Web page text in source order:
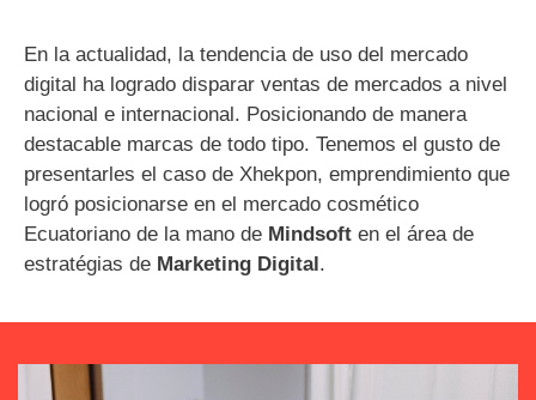
En la actualidad, la tendencia de uso del mercado
digital ha logrado disparar ventas de mercados a nivel
nacional e internacional. Posicionando de manera
destacable marcas de todo tipo. Tenemos el gusto de
presentarles el caso de Xhekpon, emprendimiento que
logró posicionarse en el mercado cosmético
Ecuatoriano de la mano de Mindsoft en el área de
estratégias de Marketing Digital.